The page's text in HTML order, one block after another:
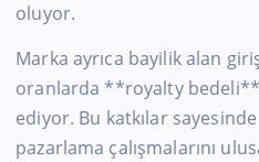
oluyor.
Marka ayrıca bayilik alan
oranlarda **royalty bedeli**
ediyor. Bu katkılar
pazarlama çalışmalarını